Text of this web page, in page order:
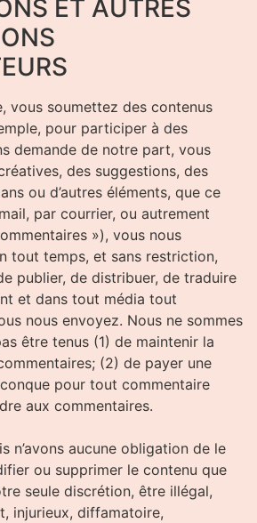
ET AUTRES
vous soumettez des contenus
pour participer à des
demande de notre part, vous
des suggestions, des
ou d’autres éléments, que ce
par courrier, ou autrement
»), vous nous
tout temps, et sans restriction,
publier, de distribuer, de traduire
et dans tout média tout
nous envoyez. Nous ne sommes
être tenus (1) de maintenir la
(2) de payer une
pour tout commentaire
aux commentaires.
n’avons aucune obligation de le
ou supprimer le contenu que
seule discrétion, être illégal,
injurieux, diffamatoire,